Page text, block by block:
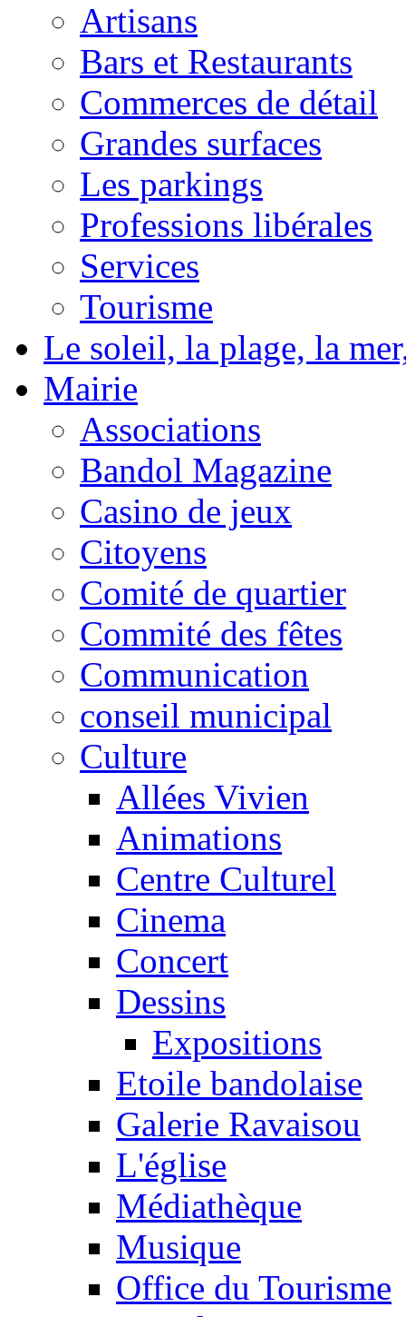
Artisans
Bars et Restaurants
Commerces de détail
Grandes surfaces
Les parkings
Professions libérales
Services
Tourisme
Le soleil, la plage, la
Mairie
Associations
Bandol Magazine
Casino de jeux
Citoyens
Comité de quartier
Commité des fêtes
Communication
conseil municipal
Culture
Allées Vivien
Animations
Centre Culturel
Cinema
Concert
Dessins
Expositions
Etoile bandolaise
Galerie Ravaisou
L'église
Médiathèque
Musique
Office du Tourisme